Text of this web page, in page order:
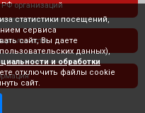
организаций
статистики посещений,
сервиса
сайт, Вы даете
данных),
и обработки
отключить файлы cookie
сайт.